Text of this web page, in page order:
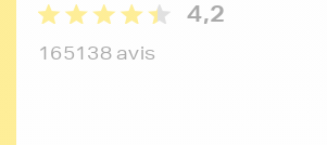
4,2
165138 avis